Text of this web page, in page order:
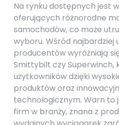
Na rynku dostępnych jest
oferujących różnorodne
samochodów, co może
wyboru. Wśród najbardziej
producentów wyróżniają
Smittybilt czy Superwinch,
użytkowników dzięki
produktów oraz
technologicznym. Warn to
firm w branży, znana z